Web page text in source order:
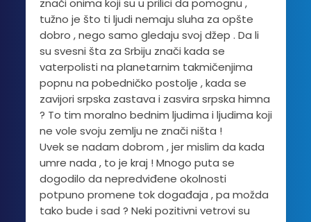
znači onima koji su u prilici da pomognu ,
tužno je što ti ljudi nemaju sluha za opšte
dobro , nego samo gledaju svoj džep . Da li
su svesni šta za Srbiju znači kada se
vaterpolisti na planetarnim takmičenjima
popnu na pobedničko postolje , kada se
zavijori srpska zastava i zasvira srpska himna
? To tim moralno bednim ljudima i ljudima koji
ne vole svoju zemlju ne znači ništa !
Uvek se nadam dobrom , jer mislim da kada
umre nada , to je kraj ! Mnogo puta se
dogodilo da nepredviđene okolnosti
potpuno promene tok događaja , pa možda
tako bude i sad ? Neki pozitivni vetrovi su